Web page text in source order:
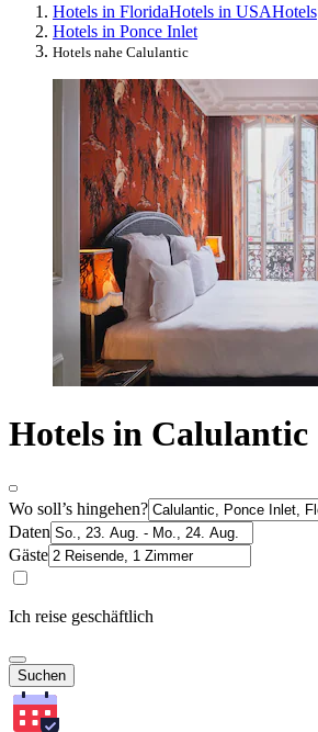
Hotels in FloridaHotels in USAHotels
Hotels in Ponce Inlet
Hotels nahe Calulantic
Hotels in Calulantic
Wo soll’s hingehen?
Daten
Gäste
Ich reise geschäftlich
Suchen